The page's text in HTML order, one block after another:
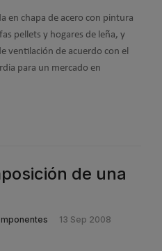
en chapa de acero con pintura
pellets y hogares de leña, y
ventilación de acuerdo con el
para un mercado en
de una
13 Sep 2008